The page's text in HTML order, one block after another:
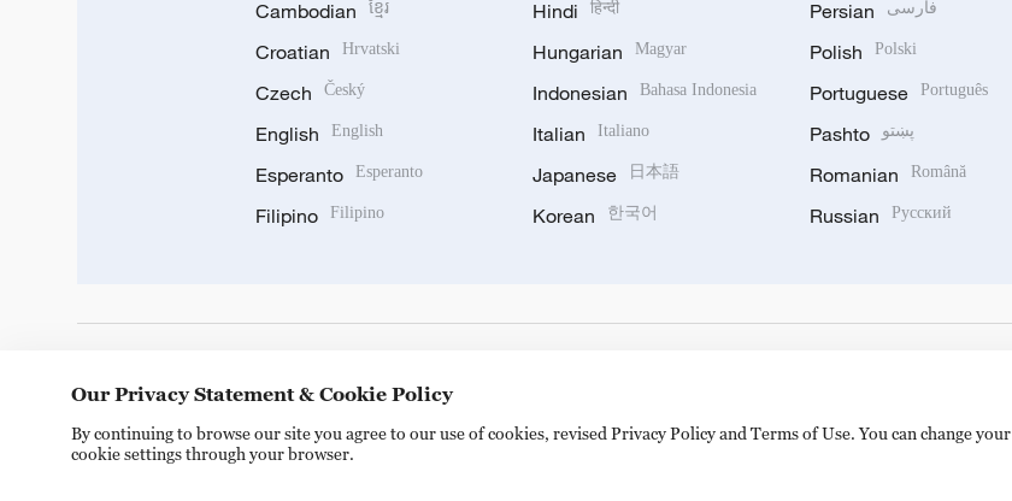
Cambodian ខ្មែរ
Croatian Hrvatski
Czech Český
English English
Esperanto Esperanto
Filipino Filipino
Hindi हिन्दी
Hungarian Magyar
Indonesian Bahasa Indonesia
Italian Italiano
Japanese 日本語
Korean 한국어
Persian فارسی
Polish Polski
Portuguese Português
Pashto پښتو
Romanian Română
Russian Русский
Our Privacy Statement & Cookie Policy
By continuing to browse our site you agree to our use of cookies, revised Privacy Policy and Terms of Use. You can change your
cookie settings through your browser.